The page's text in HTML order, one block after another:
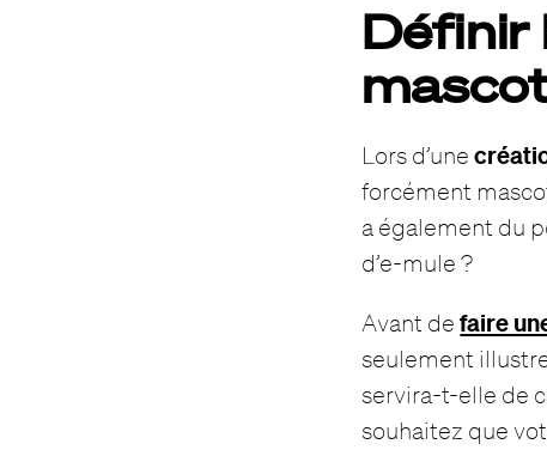
Définir
Lors d’une
forcément
a également du
d’e-mule ?
Avant defaire
seulement
servira-t-elle de
souhaitez que